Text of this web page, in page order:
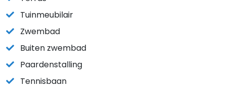
Tuinmeubilair
Zwembad
Buiten zwembad
Paardenstalling
Tennisbaan